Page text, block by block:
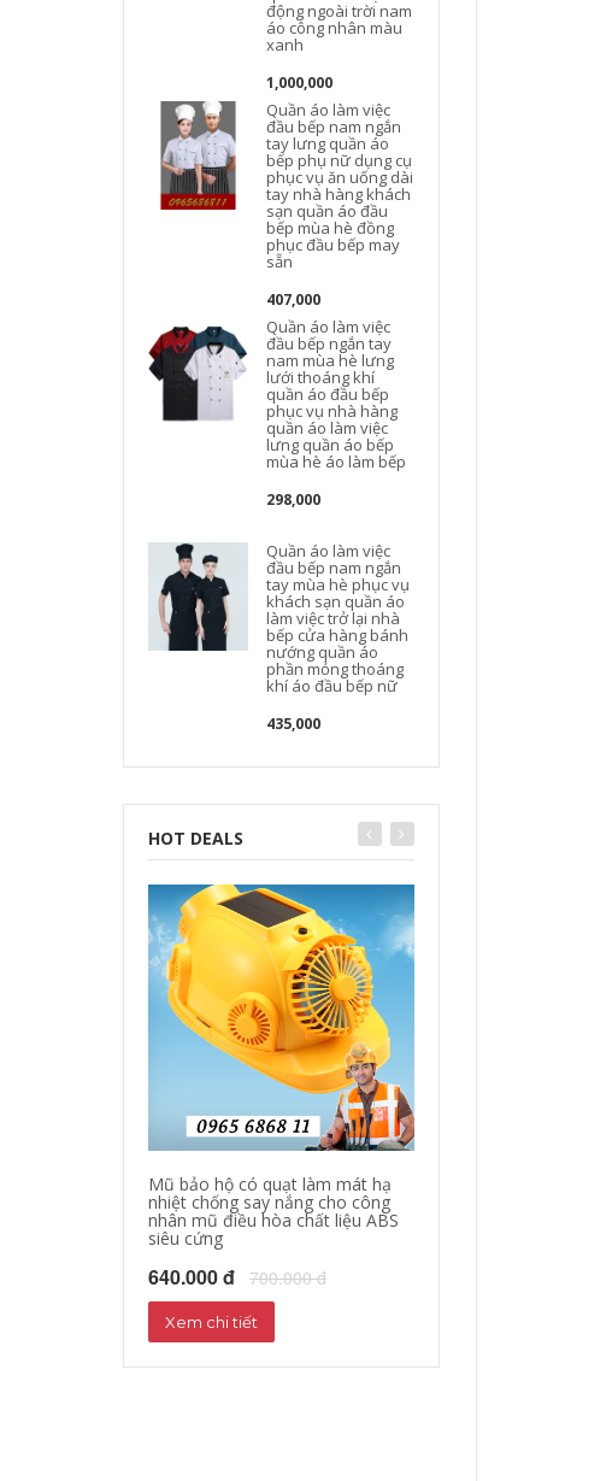
động ngoài trời nam
áo công nhân màu
xanh
1,000,000
Quần áo làm việc
đầu bếp nam ngắn
tay lưng quần áo
bếp phụ nữ dụng cụ
phục vụ ăn uống dài
tay nhà hàng khách
sạn quần áo đầu
bếp mùa hè đồng
phục đầu bếp may
sẵn
407,000
Quần áo làm việc
đầu bếp ngắn tay
nam mùa hè lưng
lưới thoáng khí
quần áo đầu bếp
phục vụ nhà hàng
quần áo làm việc
lưng quần áo bếp
mùa hè áo làm bếp
298,000
Quần áo làm việc
đầu bếp nam ngắn
tay mùa hè phục vụ
khách sạn quần áo
làm việc trở lại nhà
bếp cửa hàng bánh
nướng quần áo
phần mỏng thoáng
khí áo đầu bếp nữ
435,000
chế biến
rau hầm
ăn tối
Trắng áo
đầu bếp
Đầu bếp
quần áo
nam dài
béo cộng
tin quần
mùa đông
làm việc
đồng
HOT DEALS
Mũ bảo hộ có quạt làm mát hạ
nhiệt chống say nắng cho công
nhân mũ điều hòa chất liệu ABS
siêu cứng
640.000 đ 700.000 đ
Xem chi tiết